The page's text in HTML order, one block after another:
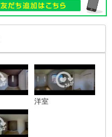
洋室